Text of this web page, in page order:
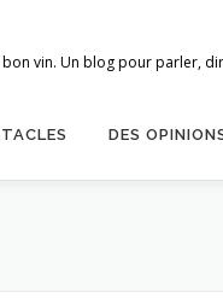
vin. Un blog pour parler,
DES